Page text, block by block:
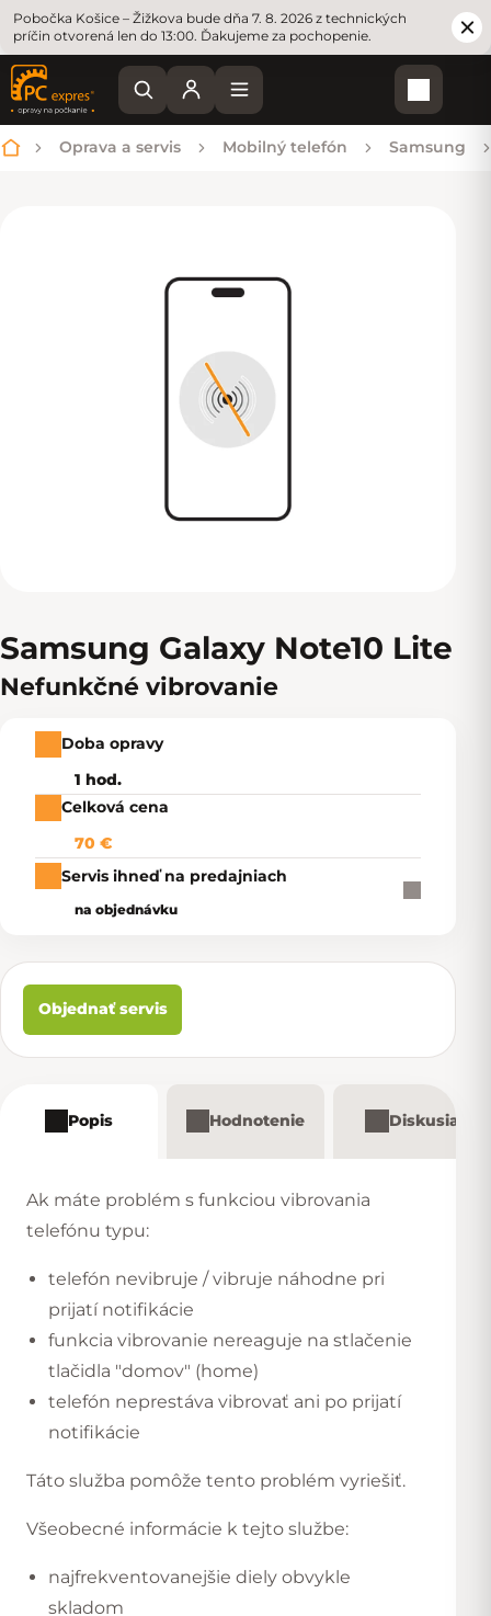
Pobočka Košice – Žižkova bude dňa 7. 8. 2026 z technických
príčin otvorená len do 13:00. Ďakujeme za pochopenie.
Domov
Oprava a servis Mobilný telefón Samsung
Samsung Galaxy Note10 Lite
Nefunkčné vibrovanie
Doba opravy
1 hod.
Celková cena
70 €
Servis ihneď na predajniach
na objednávku
Objednať servis
Popis Hodnotenie Diskusia
Ak máte problém s funkciou vibrovania
telefónu typu:
telefón nevibruje / vibruje náhodne pri
prijatí notifikácie
funkcia vibrovanie nereaguje na stlačenie
tlačidla "domov" (home)
telefón neprestáva vibrovať ani po prijatí
notifikácie
Táto služba pomôže tento problém vyriešiť.
Všeobecné informácie k tejto službe:
najfrekventovanejšie diely obvykle
skladom